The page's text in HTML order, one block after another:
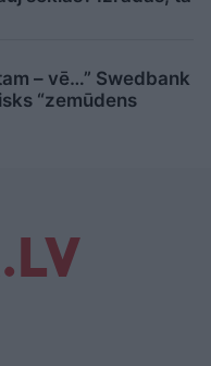
– vē…” Swedbank
“zemūdens